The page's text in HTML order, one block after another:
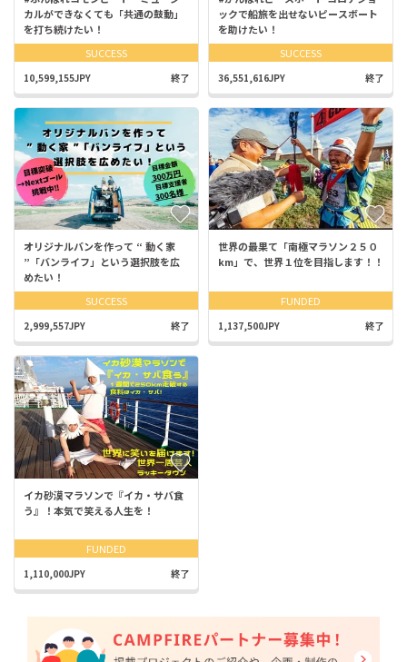
カルができなくても「共通の鼓動」
を打ち続けたい！
SUCCESS
10,599,155JPY 終了
ックで船旅を出せないピースボート
を助けたい！
SUCCESS
36,551,616JPY 終了
オリジナルバンを作って “ 動く家
”「バンライフ」という選択肢を広
めたい！
SUCCESS
2,999,557JPY 終了
世界の最果て「南極マラソン２５０
km」で、世界１位を目指します！！
FUNDED
1,137,500JPY 終了
イカ砂漠マラソンで『イカ・サバ食
う』！本気で笑える人生を！
FUNDED
1,110,000JPY 終了